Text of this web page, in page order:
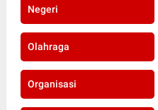
Negeri
Olahraga
Organisasi